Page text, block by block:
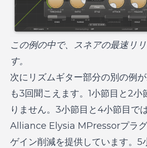
この例の中で、スネアの最速リ
す。
次にリズムギター部分の別の例
も3回聞こえます。1小節目と2小
りません。3小節目と4小節目で
Alliance Elysia MPressorプラ
ゲイン削減を提供しています。5